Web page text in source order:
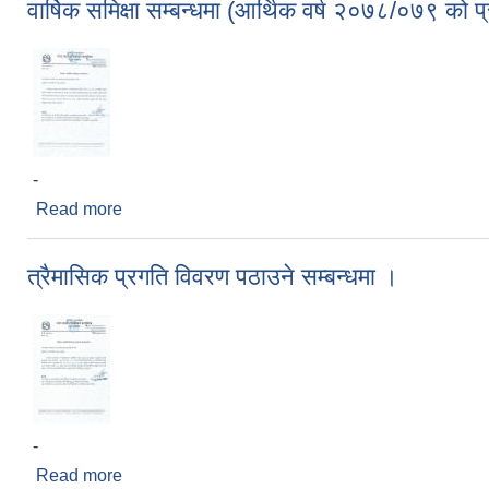
वार्षिक समिक्षा सम्बन्धमा (आर्थिक वर्ष २०७८/०७९ को
-
Read more
त्रैमासिक प्रगति विवरण पठाउने सम्बन्धमा ।
-
Read more